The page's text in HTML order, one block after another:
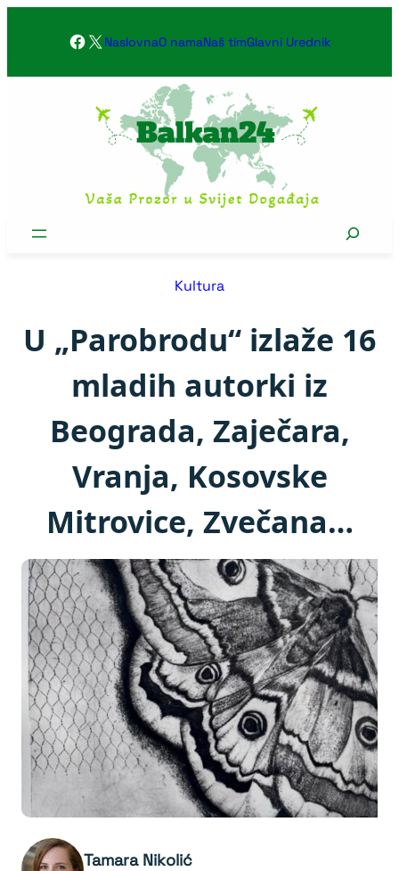
Facebook
X NaslovnaO namaNaš timGlavni Urednik
Search
Kultura
U „Parobrodu“ izlaže 16
mladih autorki iz
Beograda, Zaječara,
Vranja, Kosovske
Mitrovice, Zvečana…
Tamara Nikolić